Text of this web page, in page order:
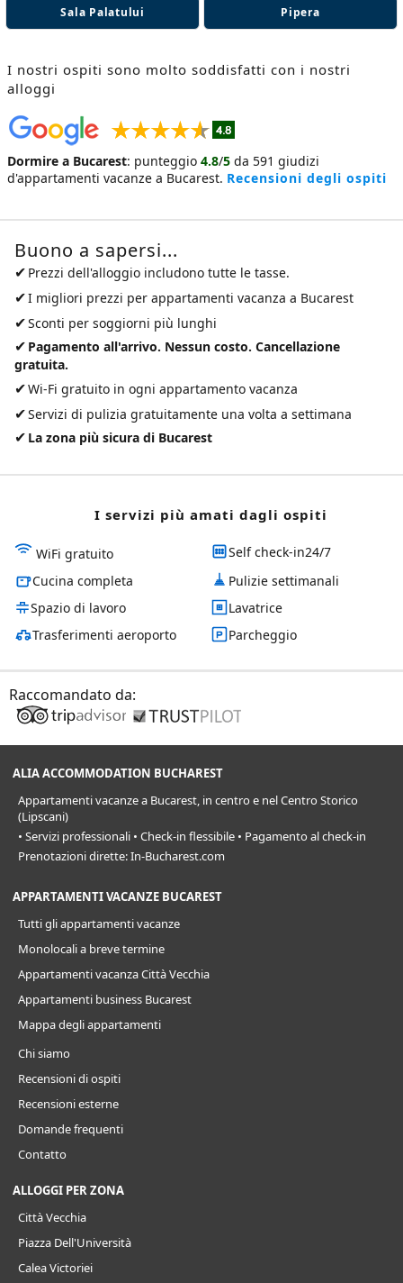
Sala Palatului Pipera
I nostri ospiti sono molto soddisfatti con i nostri
alloggi
Dormire a Bucarest: punteggio 4.8/5 da 591 giudizi
d'appartamenti vacanze a Bucarest. Recensioni degli ospiti
Buono a sapersi...
✔ Prezzi dell'alloggio includono tutte le tasse.
✔I migliori prezzi per appartamenti vacanza a Bucarest
✔Sconti per soggiorni più lunghi
✔ Pagamento all'arrivo. Nessun costo. Cancellazione
gratuita.
✔Wi-Fi gratuito in ogni appartamento vacanza
✔Servizi di pulizia gratuitamente una volta a settimana
✔ La zona più sicura di Bucarest
I servizi più amati dagli ospiti
WiFi gratuito
Self check-in24/7
Cucina completa
Pulizie settimanali
Spazio di lavoro
Lavatrice
Trasferimenti aeroporto
Parcheggio
Raccomandato da:
ALIA ACCOMMODATION BUCHAREST
Appartamenti vacanze a Bucarest, in centro e nel Centro Storico
(Lipscani)
• Servizi professionali • Check-in flessibile • Pagamento al check-in
Prenotazioni dirette: In-Bucharest.com
APPARTAMENTI VACANZE BUCAREST
Tutti gli appartamenti vacanze
Monolocali a breve termine
Appartamenti vacanza Città Vecchia
Appartamenti business Bucarest
Mappa degli appartamenti
Chi siamo
Recensioni di ospiti
Recensioni esterne
Domande frequenti
Contatto
ALLOGGI PER ZONA
Città Vecchia
Piazza Dell'Università
Calea Victoriei